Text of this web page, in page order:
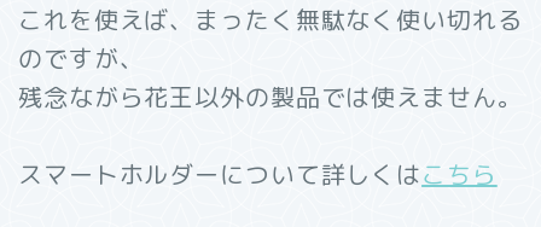
これを使えば、まったく無駄なく使い切れる
のですが、
残念ながら花王以外の製品では使えません。
スマートホルダーについて詳しくはこちら